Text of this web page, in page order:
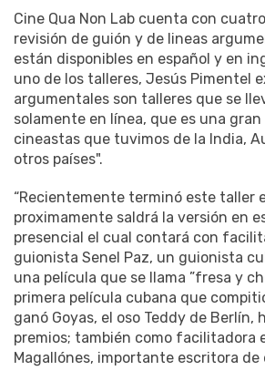
Cine Qua Non Lab cuenta con
revisión de guión y de lineas
están disponibles en español y en
uno de los talleres, Jesús Pimentel
argumentales son talleres que se
solamente en línea, que es una
cineastas que tuvimos de la India,
otros países".
“Recientemente terminó este taller
proximamente saldrá la versión en
presencial el cual contará con
guionista Senel Paz, un guionista
una película que se llama ”fresa y
primera película cubana que
ganó Goyas, el oso Teddy de Berlín,
premios; también como facilitadora
Magallónes, importante escritora de